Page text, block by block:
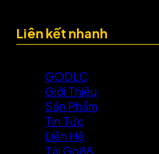
Liên kết nhanh
GODLC
Giới Thiệu
Sản Phẩm
Tin Tức
Liên Hệ
Tải Go88